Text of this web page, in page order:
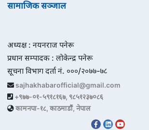
सामाजिक सञ्जाल
अध्यक्ष : नयनराज पनेरू
प्रधान सम्पादक : लोकेन्द्र पनेरू
सूचना विभाग दर्ता नं. ०००/२०७७-७८
sajhakhabarofficial@gmail.com
+९७७-०१-५९१८१६७, ९८५१२३७०८६
कामनपा-१८, काठमाडौं, नेपाल